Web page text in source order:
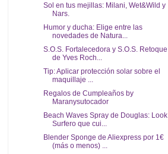
Sol en tus mejillas: Milani, Wet&Wild y
Nars.
Humor y ducha: Elige entre las
novedades de Natura...
S.O.S. Fortalecedora y S.O.S. Retoque
de Yves Roch...
Tip: Aplicar protección solar sobre el
maquillaje ...
Regalos de Cumpleaños by
Maranysutocador
Beach Waves Spray de Douglas: Look
Surfero que cui...
Blender Sponge de Aliexpress por 1€
(más o menos) ...